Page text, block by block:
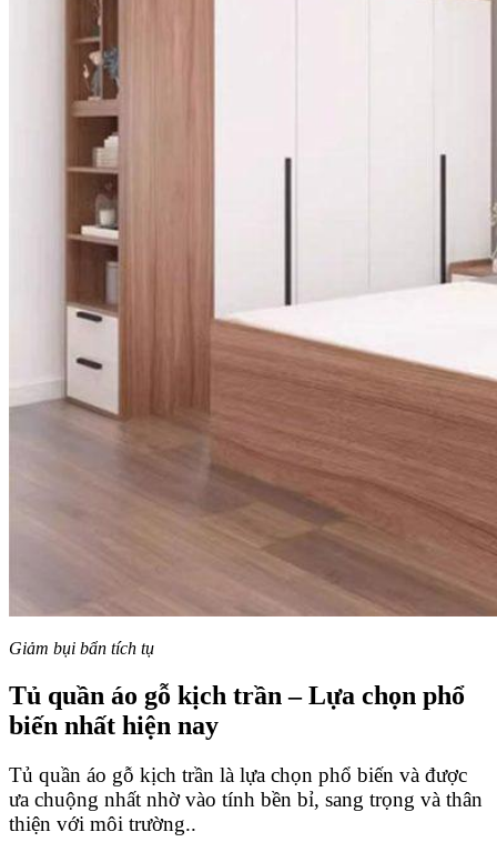
Giảm bụi bẩn tích tụ
Tủ quần áo gỗ kịch trần – Lựa chọn phổ
biến nhất hiện nay
Tủ quần áo gỗ kịch trần là lựa chọn phổ biến và được
ưa chuộng nhất nhờ vào tính bền bỉ, sang trọng và thân
thiện với môi trường..